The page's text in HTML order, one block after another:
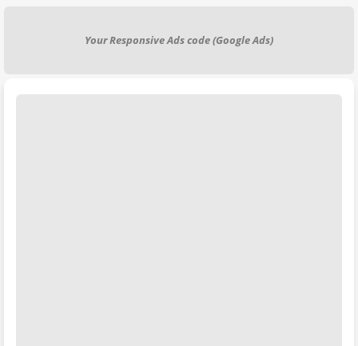
Your Responsive Ads code (Google Ads)